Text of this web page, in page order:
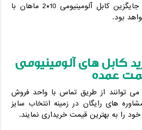
در شرایط مشابه بهترین جایگزین کابل آلومینیومی 10*2 ماهان با
کابل های آلومینیومی
می توانند از طریق تماس با واحد فروش
های رایگان در زمینه انتخاب سایز
را به بهترین قیمت خریداری نمایند.